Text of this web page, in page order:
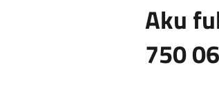
Aku
750